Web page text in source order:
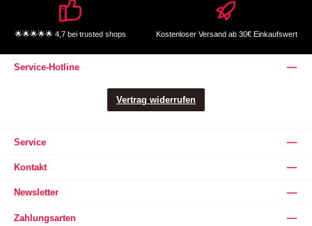
🌟🌟🌟🌟🌟 4,7 bei trusted shops Kostenloser Versand ab 30€ Einkaufswert
Service-Hotline
Vertrag widerrufen
Service
Kontakt
Newsletter
Zahlungsarten